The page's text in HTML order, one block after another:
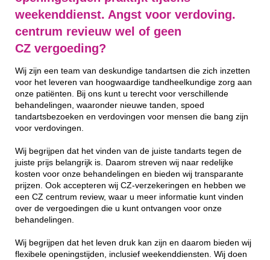
weekenddienst. Angst voor verdoving.
centrum revieuw wel of geen
CZ vergoeding?
Wij zijn een team van deskundige tandartsen die zich inzetten
voor het leveren van hoogwaardige tandheelkundige zorg aan
onze patiënten. Bij ons kunt u terecht voor verschillende
behandelingen, waaronder nieuwe tanden, spoed
tandartsbezoeken en verdovingen voor mensen die bang zijn
voor verdovingen.
Wij begrijpen dat het vinden van de juiste tandarts tegen de
juiste prijs belangrijk is. Daarom streven wij naar redelijke
kosten voor onze behandelingen en bieden wij transparante
prijzen. Ook accepteren wij CZ-verzekeringen en hebben we
een CZ centrum review, waar u meer informatie kunt vinden
over de vergoedingen die u kunt ontvangen voor onze
behandelingen.
Wij begrijpen dat het leven druk kan zijn en daarom bieden wij
flexibele openingstijden, inclusief weekenddiensten. Wij doen